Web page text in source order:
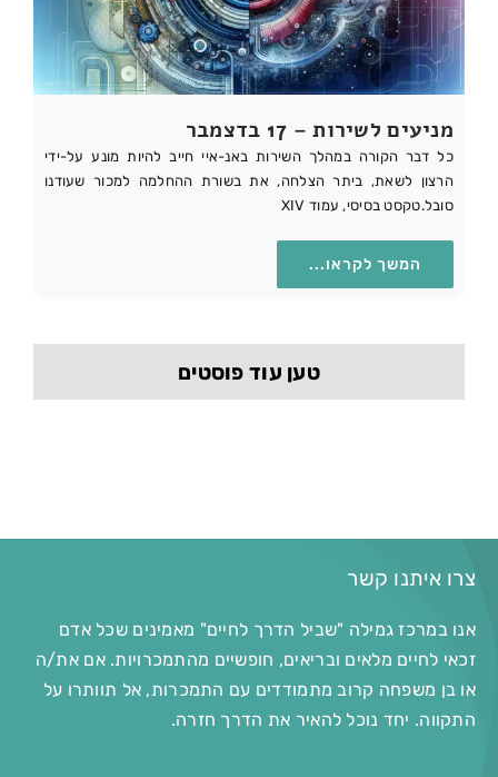
מניעים לשירות – 17 בדצמבר
כל דבר הקורה במהלך השירות באנ-איי חייב להיות מונע על-ידי
הרצון לשאת, ביתר הצלחה, את בשורת ההחלמה למכור שעודנו
סובל.טקסט בסיסי, עמוד XIV
המשך לקראו...
טען עוד פוסטים
צרו איתנו קשר
אנו במרכז גמילה "שביל הדרך לחיים" מאמינים שכל אדם
זכאי לחיים מלאים ובריאים, חופשיים מהתמכרויות. אם את/ה
או בן משפחה קרוב מתמודדים עם התמכרות, אל תוותרו על
התקווה. יחד נוכל להאיר את הדרך חזרה.